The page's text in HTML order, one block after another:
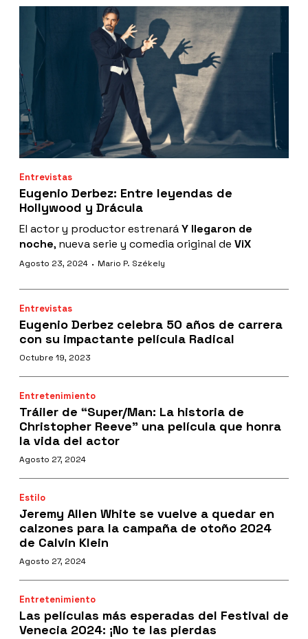
Entrevistas
Eugenio Derbez: Entre leyendas de
Hollywood y Drácula
El actor y productor estrenaráY llegaron de
noche, nueva serie y comedia original de ViX
Agosto 23, 2024 · Mario P. Székely
Entrevistas
Eugenio Derbez celebra 50 años de carrera
con su impactante película Radical
Octubre 19, 2023
Entretenimiento
Tráiler de “Super/Man: La historia de
Christopher Reeve” una película que honra
la vida del actor
Agosto 27, 2024
Estilo
Jeremy Allen White se vuelve a quedar en
calzones para la campaña de otoño 2024
de Calvin Klein
Agosto 27, 2024
Entretenimiento
Las películas más esperadas del Festival de
Venecia 2024: ¡No te las pierdas